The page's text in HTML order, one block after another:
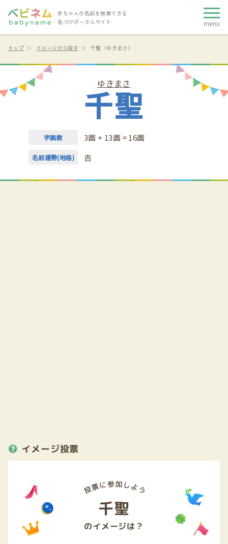
赤ちゃんの名前を検索できる
名づけポータルサイト
menu
トップ イメージから探す 千聖（ゆきまさ）
ゆきまさ
千聖
字画数 3画 + 13画 = 16画
名前運勢(地格) 吉
イメージ投票
千聖
のイメージは？